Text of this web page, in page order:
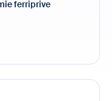
ferriprive